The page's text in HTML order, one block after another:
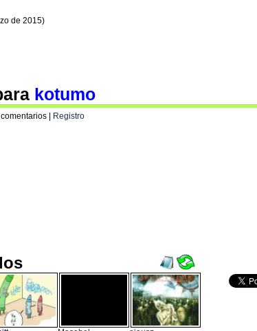
de 2015)
kotumo
| Registro